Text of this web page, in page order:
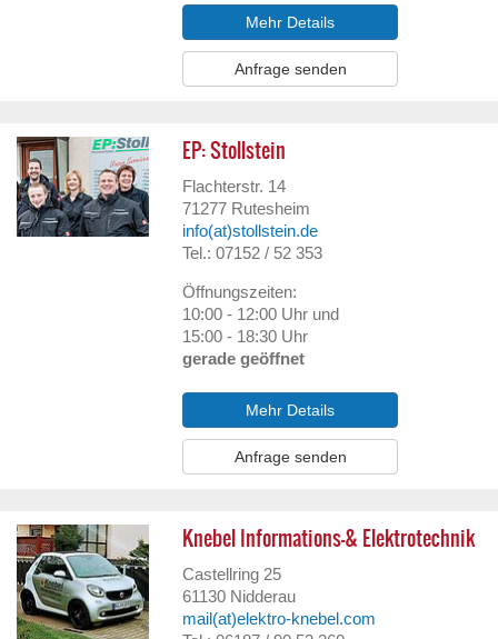
Mehr Details
Anfrage senden
EP: Stollstein
Flachterstr. 14
71277 Rutesheim
info(at)stollstein.de
Tel.: 07152 / 52 353
Öffnungszeiten:
10:00 - 12:00 Uhr und
15:00 - 18:30 Uhr
gerade geöffnet
Mehr Details
Anfrage senden
Knebel Informations-& Elektrotechnik
Castellring 25
61130 Nidderau
mail(at)elektro-knebel.com